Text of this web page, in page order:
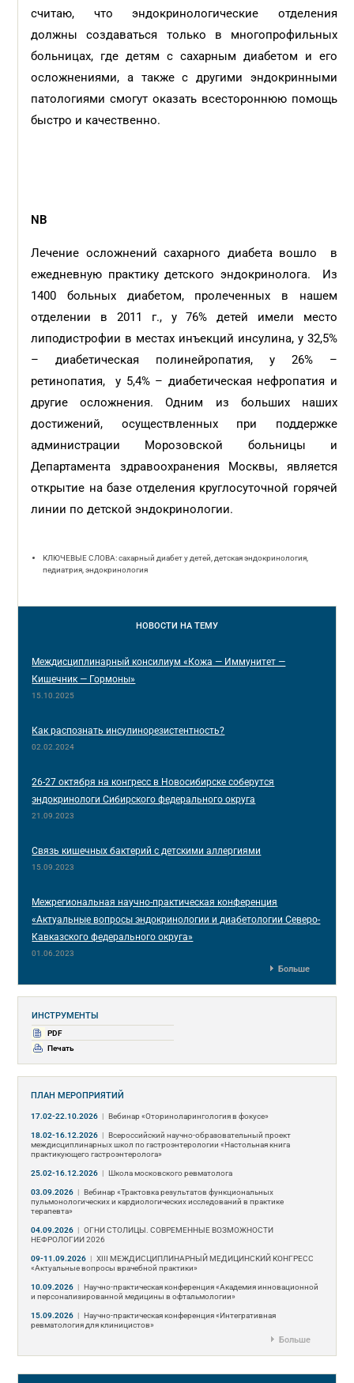
считаю, что эндокринологические отделения
должны создаваться только в многопрофильных
больницах, где детям с сахарным диабетом и его
осложнениями, а также с другими эндокринными
патологиями смогут оказать всестороннюю помощь
быстро и качественно.
NB
Лечение осложнений сахарного диабета вошло
в
ежедневную практику детского эндокринолога.
Из
1400 больных диабетом, пролеченных в нашем
отделении в 2011 г., у 76% детей имели место
липодистрофии в местах инъекций инсулина, у 32,5%
– диабетическая полинейропатия, у 26% –
ретинопатия,
у 5,4% – диабетическая нефропатия и
другие осложнения.Одним из больших наших
достижений, осуществленных при поддержке
администрации Морозовской больницы и
Департамента здравоохранения Москвы, является
открытие на базе отделения круглосуточной горячей
линии по детской эндокринологии.
КЛЮЧЕВЫЕ СЛОВА: сахарный диабет у детей, детская эндокринология,
педиатрия, эндокринология
НОВОСТИ НА ТЕМУ
Междисциплинарный консилиум «Кожа — Иммунитет —
Кишечник — Гормоны»
15.10.2025
Как распознать инсулинорезистентность?
02.02.2024
26-27 октября на конгресс в Новосибирске соберутся
эндокринологи Сибирского федерального округа
21.09.2023
Связь кишечных бактерий с детскими аллергиями
15.09.2023
Межрегиональная научно-практическая конференция
«Актуальные вопросы эндокринологии и диабетологии Северо-
Кавказского федерального округа»
01.06.2023
Больше
ИНСТРУМЕНТЫ
PDF
Печать
ПЛАН МЕРОПРИЯТИЙ
17.02-22.10.2026 | Вебинар «Оториноларингология в фокусе»
18.02-16.12.2026 | Всероссийский научно-образовательный проект
междисциплинарных школ по гастроэнтерологии «Настольная книга
практикующего гастроэнтеролога»
25.02-16.12.2026 | Школа московского ревматолога
03.09.2026 | Вебинар «Трактовка результатов функциональных
пульмонологических и кардиологических исследований в практике
терапевта»
04.09.2026 | ОГНИ СТОЛИЦЫ. СОВРЕМЕННЫЕ ВОЗМОЖНОСТИ
НЕФРОЛОГИИ 2026
09-11.09.2026 | ХIII МЕЖДИСЦИПЛИНАРНЫЙ МЕДИЦИНСКИЙ КОНГРЕСС
«Актуальные вопросы врачебной практики»
10.09.2026 | Научно-практическая конференция «Академия инновационной
и персонализированной медицины в офтальмологии»
15.09.2026 | Научно-практическая конференция «Интегративная
ревматология для клиницистов»
Больше